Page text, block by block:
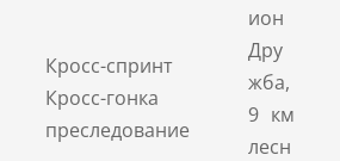
Кросс-спринт
Кросс-гонка
преследование
ион
Дру
жба,
9 км
лесн